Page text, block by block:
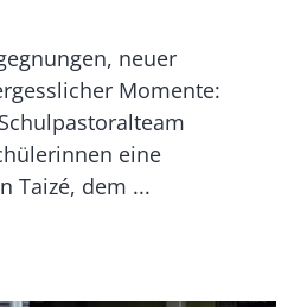
neuer
Momente:
eine
Taizé, dem ...